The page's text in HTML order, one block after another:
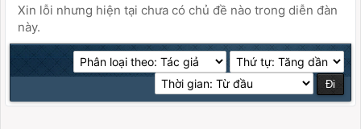
Xin lỗi nhưng hiện tại chưa có chủ đề nào trong diễn đàn
này.